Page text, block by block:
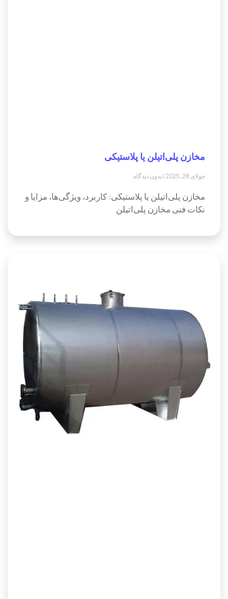
مخازن پلی‌اتیلن یا پلاستیکی
جولای 28, 2025 بدون دیدگاه
مخازن پلی‌اتیلن یا پلاستیکی: کاربرد، ویژگی‌ها، مزایا و
نکات فنی مخازن پلی‌اتیلن